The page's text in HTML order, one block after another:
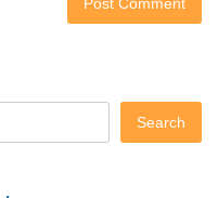
Search